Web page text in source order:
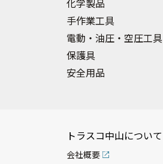
化学製品
手作業工具
電動・油圧・空圧工具
保護具
安全用品
トラスコ中山について
会社概要